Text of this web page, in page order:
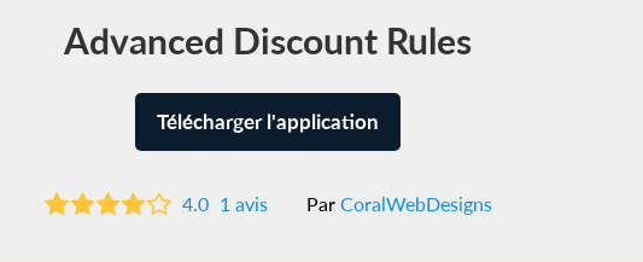
Advanced Discount Rules
Télécharger l'application
4.0 1 avis Par CoralWebDesigns